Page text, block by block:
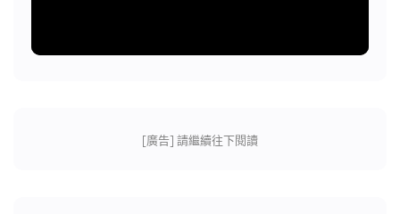
[廣告] 請繼續往下閱讀